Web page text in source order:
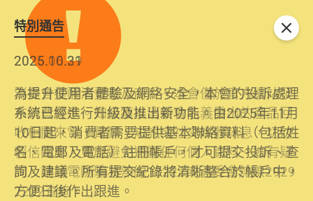
特別通告
2026.06.29
消委會提醒消費者及商戶，本會僅於官方網站發
布消費警示。如接獲以消委會名義發出的產品回
收相關來電、電郵、短訊或社交媒體訊息，切勿
輕信回應，更應避免透露任何個人資料。如有疑
問，請致電防騙易熱線18222或消委會熱線2929
2222查詢。
2025.10.31
為提升使用者體驗及網絡安全，本會的投訴處理
系統已經進行升級及推出新功能。由2025年11月
10日起，消費者需要提供基本聯絡資料（包括姓
名、電郵及電話）註冊帳戶，才可提交投訴、查
詢及建議。所有提交紀錄將清晰整合於帳戶中，
方便日後作出跟進。
關閉